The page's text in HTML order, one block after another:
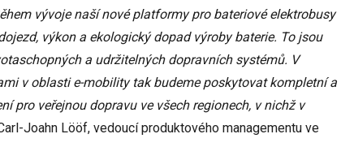
vývoje naší nové platformy pro bateriové elektrobusy
výkon a ekologický dopad výroby baterie. To jsou
a udržitelných dopravních systémů. V
v oblasti e-mobility tak budeme poskytovat kompletní a
pro veřejnou dopravu ve všech regionech, v nichž v
Joahn Lööf, vedoucí produktového managementu ve